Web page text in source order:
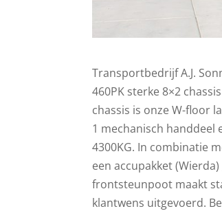
Transportbedrijf A.J.
460PK sterke 8×2
chassis is onze W-floor
1 mechanisch handdeel
4300KG. In combinatie
een accupakket
frontsteunpoot maakt
klantwens uitgevoerd.